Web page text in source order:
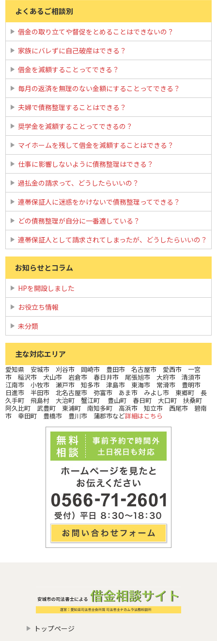
よくあるご相談別
借金の取り立てや督促をとめることはできないの？
家族にバレずに自己破産はできる？
借金を減額することってできる？
毎月の返済を無理のない金額にすることってできる？
夫婦で債務整理することはできる？
奨学金を減額することってできるの？
マイホームを残して借金を減額することはできる？
仕事に影響しないように債務整理はできる？
過払金の請求って、どうしたらいいの？
連帯保証人に迷惑をかけないで債務整理ってできる？
どの債務整理が自分に一番適している？
連帯保証人として請求されてしまったが、どうしたらいいの？
お知らせとコラム
HPを開設しました
お役立ち情報
未分類
主な対応エリア
愛知県 安城市 刈谷市 岡崎市 豊田市 名古屋市 愛西市 一宮
市 稲沢市 犬山市 岩倉市 春日井市 尾張旭市 大府市 清須市
江南市 小牧市 瀬戸市 知多市 津島市 東海市 常滑市 豊明市
日進市 半田市 北名古屋市 弥富市 あま市 みよし市 東郷町 長
久手町 飛島村 大治町 蟹江町 豊山町 春日町 大口町 扶桑町
阿久比町 武豊町 東浦町 南知多町 高浜市 知立市 西尾市 碧南
市 幸田町 豊橋市 豊川市 蒲郡市など詳細はこちら
トップページ